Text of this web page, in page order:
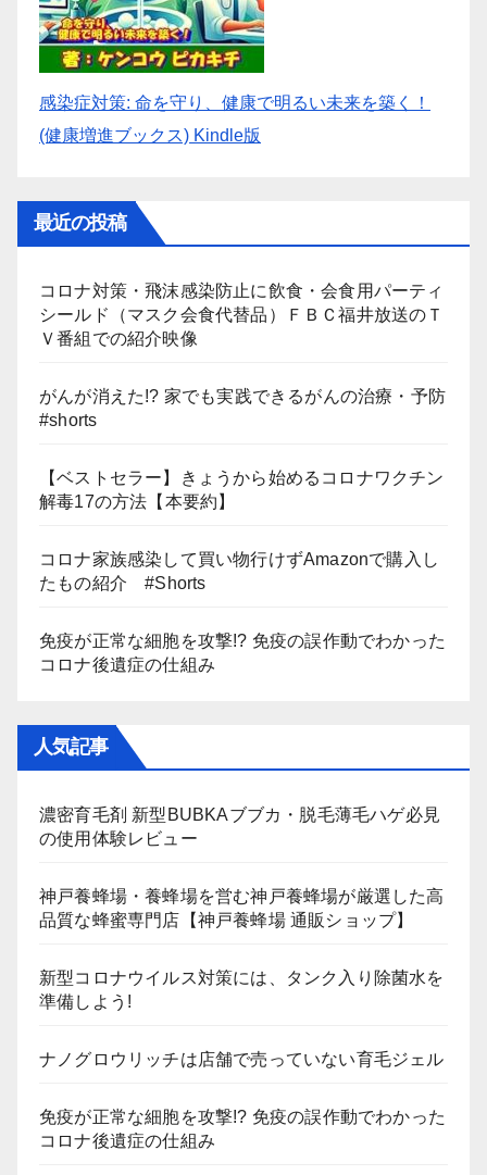
感染症対策: 命を守り、健康で明るい未来を築く！
(健康増進ブックス) Kindle版
最近の投稿
コロナ対策・飛沫感染防止に飲食・会食用パーティ
シールド（マスク会食代替品）ＦＢＣ福井放送のＴ
Ｖ番組での紹介映像
がんが消えた!? 家でも実践できるがんの治療・予防
#shorts
【ベストセラー】きょうから始めるコロナワクチン
解毒17の方法【本要約】
コロナ家族感染して買い物行けずAmazonで購入し
たもの紹介 #Shorts
免疫が正常な細胞を攻撃!? 免疫の誤作動でわかった
コロナ後遺症の仕組み
人気記事
濃密育毛剤 新型BUBKAブブカ・脱毛薄毛ハゲ必見
の使用体験レビュー
神戸養蜂場・養蜂場を営む神戸養蜂場が厳選した高
品質な蜂蜜専門店【神戸養蜂場 通販ショップ】
新型コロナウイルス対策には、タンク入り除菌水を
準備しよう!
ナノグロウリッチは店舗で売っていない育毛ジェル
免疫が正常な細胞を攻撃!? 免疫の誤作動でわかった
コロナ後遺症の仕組み